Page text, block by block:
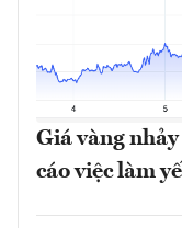
Giá vàng
cáo việc làm